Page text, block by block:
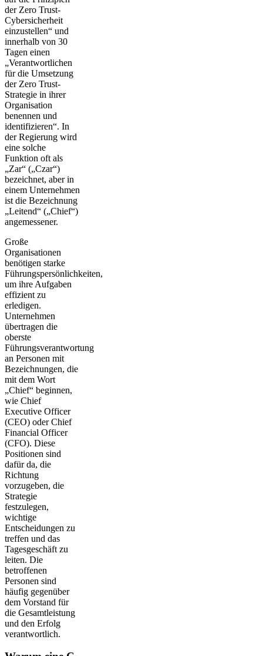
der Zero Trust-
Cybersicherheit
einzustellen“ und
innerhalb von 30
Tagen einen
„Verantwortlichen
für die Umsetzung
der Zero Trust-
Strategie in ihrer
Organisation
benennen und
identifizieren“. In
der Regierung wird
eine solche
Funktion oft als
„Zar“ („Czar“)
bezeichnet, aber in
einem Unternehmen
ist die Bezeichnung
„Leitend“ („Chief“)
angemessener.
Große
Organisationen
benötigen starke
Führungspersönlichkeiten,
um ihre Aufgaben
effizient zu
erledigen.
Unternehmen
übertragen die
oberste
Führungsverantwortung
an Personen mit
Bezeichnungen, die
mit dem Wort
„Chief“ beginnen,
wie Chief
Executive Officer
(CEO) oder Chief
Financial Officer
(CFO). Diese
Positionen sind
dafür da, die
Richtung
vorzugeben, die
Strategie
festzulegen,
wichtige
Entscheidungen zu
treffen und das
Tagesgeschäft zu
leiten. Die
betroffenen
Personen sind
häufig gegenüber
dem Vorstand für
die Gesamtleistung
und den Erfolg
verantwortlich.